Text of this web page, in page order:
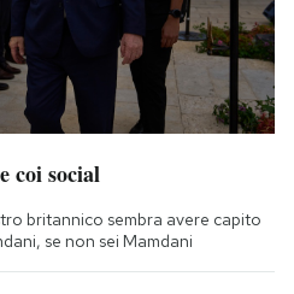
coi social
britannico sembra avere capito
se non sei Mamdani